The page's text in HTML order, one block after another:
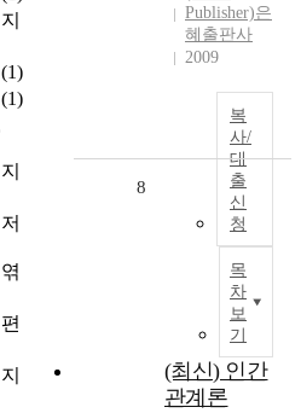
(1)
(1)
Publisher)은
혜출판사
2009
복
사/
대
출
신
청
목
차
보
기
8
(최신) 인간
관계론